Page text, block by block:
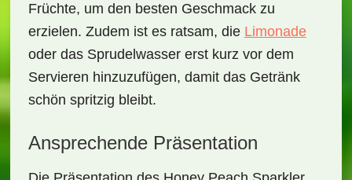
Früchte, um den besten Geschmack zu
erzielen. Zudem ist es ratsam, die Limonade
oder das Sprudelwasser erst kurz vor dem
Servieren hinzuzufügen, damit das Getränk
schön spritzig bleibt.
Ansprechende Präsentation